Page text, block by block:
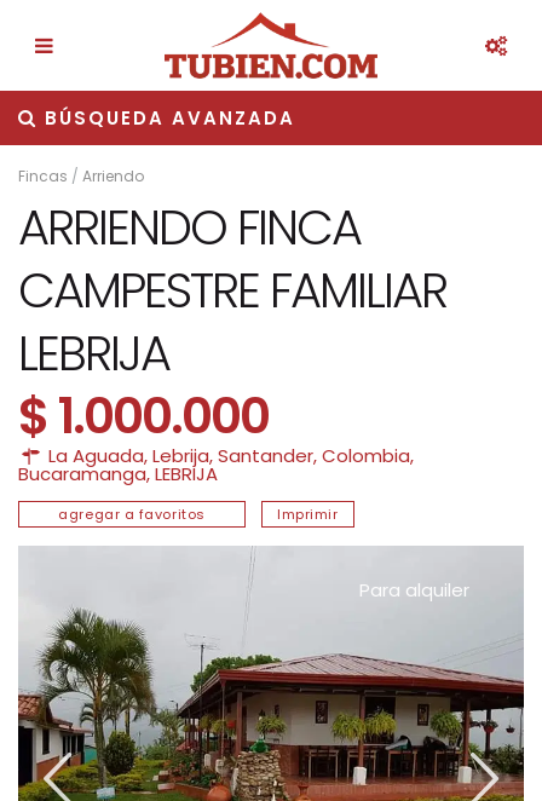
BÚSQUEDA AVANZADA
Fincas / Arriendo
ARRIENDO FINCA
CAMPESTRE FAMILIAR
LEBRIJA
$ 1.000.000
La Aguada, Lebrija, Santander, Colombia,
Bucaramanga,LEBRIJA
agregar a favoritos Imprimir
Para alquiler